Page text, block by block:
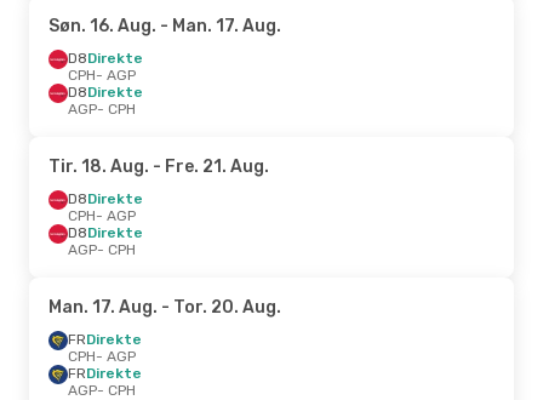
Søn. 16. Aug. - Man. 17. Aug.
D8Direkte
CPH- AGP
D8Direkte
AGP- CPH
Tir. 18. Aug. - Fre. 21. Aug.
D8Direkte
CPH- AGP
D8Direkte
AGP- CPH
Man. 17. Aug. - Tor. 20. Aug.
FRDirekte
CPH- AGP
FRDirekte
AGP- CPH